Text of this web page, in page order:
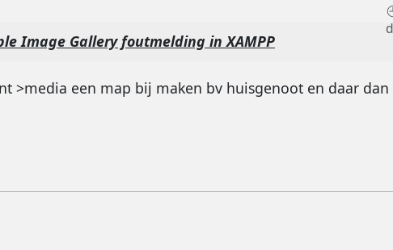
Image Gallery foutmelding in XAMPP
>media een map bij maken bv huisgenoot en daar